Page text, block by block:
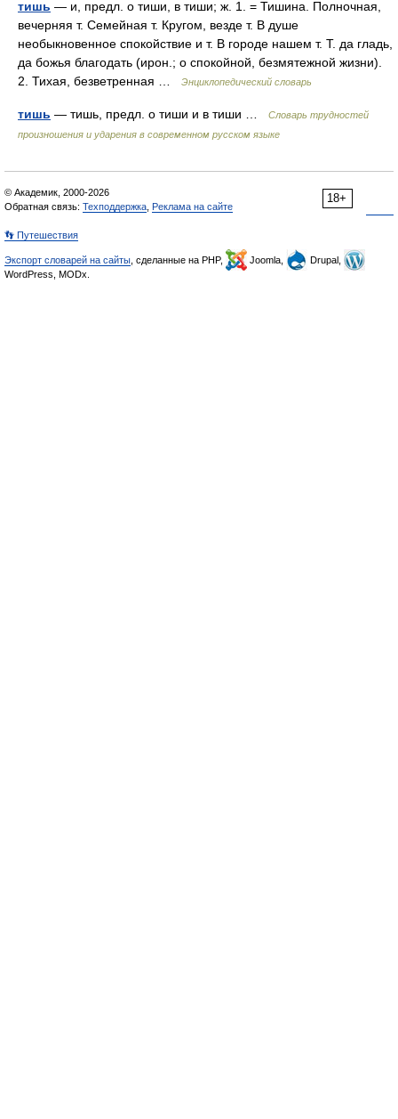
тишь — и, предл. о тиши, в тиши; ж. 1. = Тишина. Полночная,
вечерняя т. Семейная т. Кругом, везде т. В душе
необыкновенное спокойствие и т. В городе нашем т. Т. да гладь,
да божья благодать (ирон.; о спокойной, безмятежной жизни).
2. Тихая, безветренная …
Энциклопедический словарь
тишь — тишь, предл. о тиши и в тиши …
Словарь трудностей
произношения и ударения в современном русском языке
18+
© Академик, 2000-2026
Обратная связь: Техподдержка Реклама на сайте
👣 Путешествия
Экспорт словарей на сайты , сделанные на PHP, Joomla,
Drupal,
WordPress, MODx.